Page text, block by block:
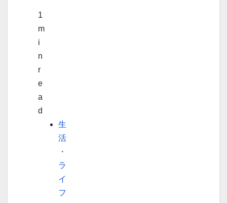
1
m
i
n
r
e
a
d
生
活
・
ラ
イ
フ